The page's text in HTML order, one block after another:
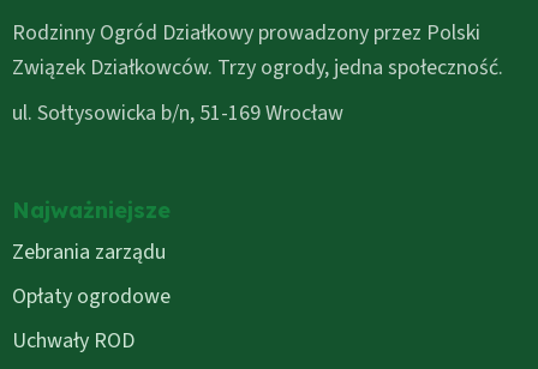
Rodzinny Ogród Działkowy prowadzony przez Polski
Związek Działkowców. Trzy ogrody, jedna społeczność.
ul. Sołtysowicka b/n, 51-169 Wrocław
Najważniejsze
Zebrania zarządu
Opłaty ogrodowe
Uchwały ROD